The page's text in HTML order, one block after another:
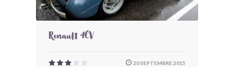
Renault 4CV
20 SEPTEMBRE 2015